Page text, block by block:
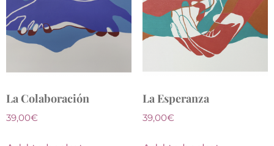
La Colaboración
39,00€
La Esperanza
39,00€